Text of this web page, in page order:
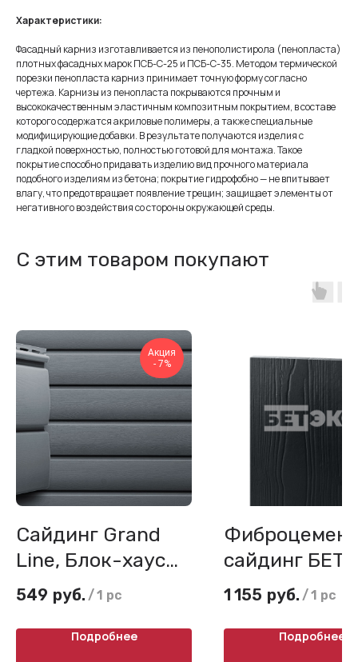
Характеристики:
Фасадный карниз изготавливается из пенополистирола (пенопласта)
плотных фасадных марок ПСБ-С-25 и ПСБ-С-35. Методом термической
порезки пенопласта карниз принимает точную форму согласно
чертежа. Карнизы из пенопласта покрываются прочным и
высококачественным эластичным композитным покрытием, в составе
которого содержатся акриловые полимеры, а также специальные
модифицирующие добавки. В результате получаются изделия с
гладкой поверхностью, полностью готовой для монтажа. Такое
покрытие способно придавать изделию вид прочного материала
подобного изделиям из бетона; покрытие гидрофобно — не впитывает
влагу, что предотвращает появление трещин; защищает элементы от
негативного воздействия со стороны окружающей среды.
С этим товаром покупают
Акция
- 7%
Сайдинг Grand
Line, Блок-хаус
3,00
двухслойный
549 руб. /1 pc
Подробнее
сайдинг
Вудстоун
1 155 руб. /1 pc
Подробнее